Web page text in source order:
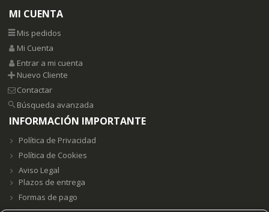
MI CUENTA
Mis pedidos
Mi Cuenta
Entrar a mi cuenta
Nuevo Cliente
Contactar
Búsqueda avanzada
INFORMACIÓN IMPORTANTE
Política de Privacidad
Política de Cookies
Aviso Legal
Plazos de entrega
Formas de pago